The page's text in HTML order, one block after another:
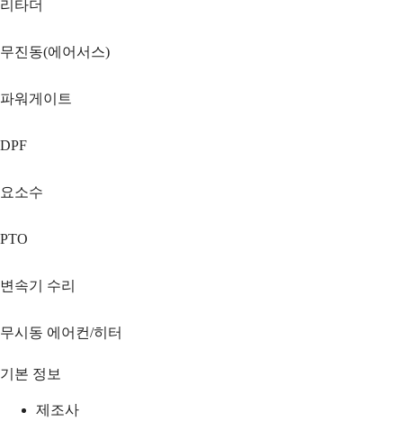
리타더
무진동(에어서스)
파워게이트
DPF
요소수
PTO
변속기 수리
무시동 에어컨/히터
기본 정보
제조사